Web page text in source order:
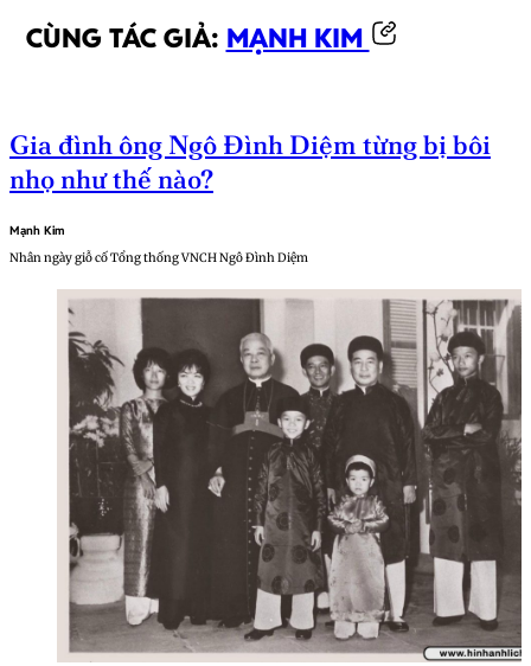
CÙNG TÁC GIẢ: MẠNH KIM
Gia đình ông Ngô Đình Diệm từng bị bôi
nhọ như thế nào?
Mạnh Kim
Nhân ngày giỗ cố Tổng thống VNCH Ngô Đình Diệm